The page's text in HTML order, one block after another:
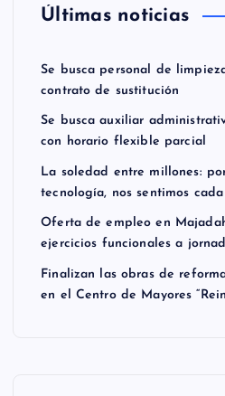
d
e
e
n
t
r
Últimas noticias
Se busca personal de
contrato de sustitución
Se busca auxiliar
con horario flexible parcial
La soledad entre millones:
tecnología, nos sentimos
Oferta de empleo en
ejercicios funcionales a
Finalizan las obras de
en el Centro de Mayores